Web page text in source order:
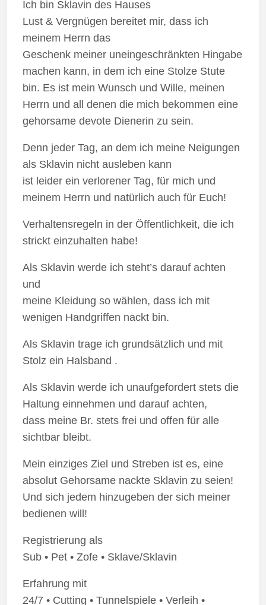
Ich bin Sklavin des Hauses
Lust & Vergnügen bereitet mir, dass ich
meinem Herrn das
Geschenk meiner uneingeschränkten Hingabe
machen kann, in dem ich eine Stolze Stute
bin. Es ist mein Wunsch und Wille, meinen
Herrn und all denen die mich bekommen eine
gehorsame devote Dienerin zu sein.
Denn jeder Tag, an dem ich meine Neigungen
als Sklavin nicht ausleben kann
ist leider ein verlorener Tag, für mich und
meinem Herrn und natürlich auch für Euch!
Verhaltensregeln in der Öffentlichkeit, die ich
strickt einzuhalten habe!
Als Sklavin werde ich steht’s darauf achten
und
meine Kleidung so wählen, dass ich mit
wenigen Handgriffen nackt bin.
Als Sklavin trage ich grundsätzlich und mit
Stolz ein Halsband .
Als Sklavin werde ich unaufgefordert stets die
Haltung einnehmen und darauf achten,
dass meine Br. stets frei und offen für alle
sichtbar bleibt.
Mein einziges Ziel und Streben ist es, eine
absolut Gehorsame nackte Sklavin zu seien!
Und sich jedem hinzugeben der sich meiner
bedienen will!
Registrierung als
Sub • Pet • Zofe • Sklave/Sklavin
Erfahrung mit
24/7 • Cutting • Tunnelspiele • Verleih •